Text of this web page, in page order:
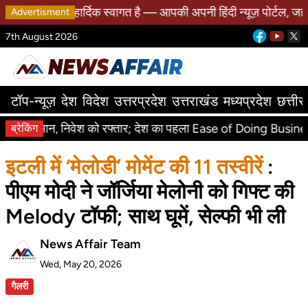
Advertismentहै — आपकी अपनी हिंदी न्यूज़ पोर्टल, जहाँ हर खबर मिलती है
7th August 2026
टॉप-न्यूज़ देश विदेश उत्तरप्रदेश उत्तराखंड मध्यप्रदेश
ब्रेकिंग
रफ्तार; देश का पहला Ease of Doing Business कानून नाना से
इटली में ‘मेलोडी’ मोमेंट की 11 तस्वीरें:
पीएम मोदी ने जॉर्जिया मेलोनी को गिफ्ट की
Melody टॉफी; साथ घूमें, सेल्फी भी ली
News Affair Team
Wed, May 20, 2026
गैलरी